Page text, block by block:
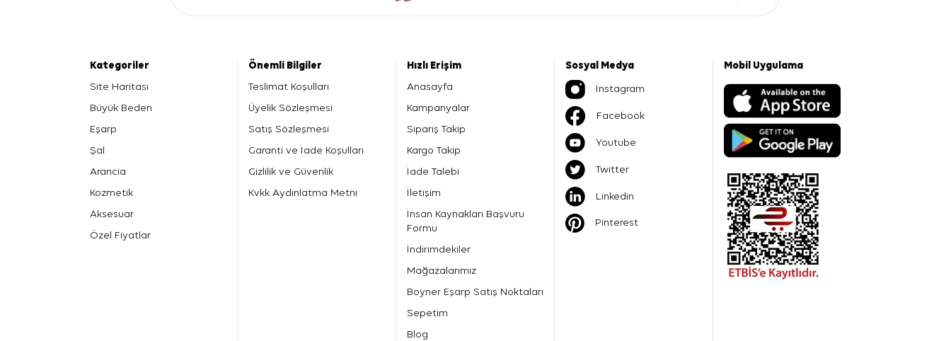
Kategoriler
Site Haritası
Büyük Beden
Eşarp
Şal
Arancia
Kozmetik
Aksesuar
Özel Fiyatlar
Önemli Bilgiler
Teslimat Koşulları
Üyelik Sözleşmesi
Satış Sözleşmesi
Garanti ve İade Koşulları
Gizlilik ve Güvenlik
Kvkk Aydınlatma Metni
Hızlı Erişim
Anasayfa
Kampanyalar
Sipariş Takip
Kargo Takip
İade Talebi
İletişim
İnsan Kaynakları Başvuru
Formu
İndirimdekiler
Mağazalarımız
Boyner Eşarp Satış Noktaları
Sepetim
Blog
Sosyal Medya
İnstagram
Facebook
Youtube
Twitter
Linkedin
Pinterest
Mobil Uygulama